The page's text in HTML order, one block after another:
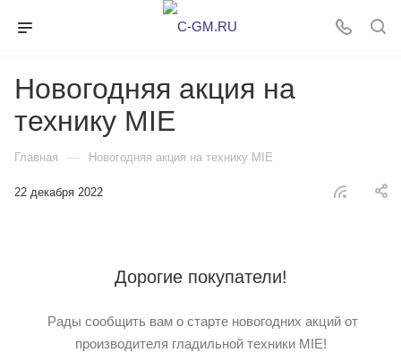
Новогодняя акция на
технику MIE
Главная — Новогодняя акция на технику MIE
22 декабря 2022
Дорогие покупатели!
Рады сообщить вам о старте новогодних акций от
производителя гладильной техники MIE!